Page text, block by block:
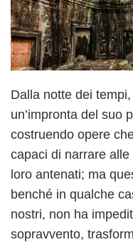
Dalla notte dei
un’impronta del suo
costruendo opere
capaci di narrare
loro antenati; ma
benché in qualche
nostri, non ha
sopravvento,